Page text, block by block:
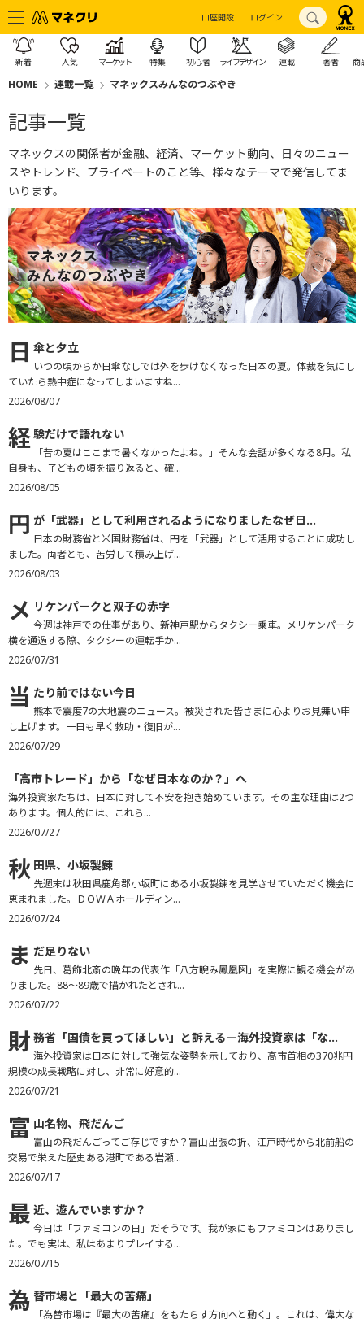
口座開設 ログイン
新着 人気 マーケット 特集 初心者 ライフデザイン 連載 著者 商
HOME 連載一覧 マネックスみんなのつぶやき
記事一覧
マネックスの関係者が金融、経済、マーケット動向、日々のニュー
スやトレンド、プライベートのこと等、様々なテーマで発信してま
いります。
日 傘と夕立
いつの頃からか日傘なしでは外を歩けなくなった日本の夏。体裁を気にし
ていたら熱中症になってしまいますね...
2026/08/07
経験だけで語れない
「昔の夏はここまで暑くなかったよね。」そんな会話が多くなる8月。私
自身も、子どもの頃を振り返ると、確...
2026/08/05
円 が「武器」として利用されるようになりました――なぜ日...
日本の財務省と米国財務省は、円を「武器」として活用することに成功し
ました。両者とも、苦労して積み上げ...
2026/08/03
メ リケンパークと双子の赤字
今週は神戸での仕事があり、新神戸駅からタクシー乗車。メリケンパーク
横を通過する際、タクシーの運転手か...
2026/07/31
当 たり前ではない今日
熊本で震度7の大地震のニュース。被災された皆さまに心よりお見舞い申
し上げます。一日も早く救助・復旧が...
2026/07/29
「高市トレード」から「なぜ日本なのか？」へ
海外投資家たちは、日本に対して不安を抱き始めています。その主な理由は2つ
あります。個人的には、これら...
2026/07/27
秋 田県、小坂製錬
先週末は秋田県鹿角郡小坂町にある小坂製錬を見学させていただく機会に
恵まれました。ＤＯＷＡホールディン...
2026/07/24
ま だ足りない
先日、葛飾北斎の晩年の代表作「八方睨み鳳凰図」を実際に観る機会があ
りました。88～89歳で描かれたとされ...
2026/07/22
財 務省「国債を買ってほしい」と訴える―海外投資家は「な...
海外投資家は日本に対して強気な姿勢を示しており、高市首相の370兆円
規模の成長戦略に対し、非常に好意的...
2026/07/21
富 山名物、飛だんご
富山の飛だんごってご存じですか？富山出張の折、江戸時代から北前船の
交易で栄えた歴史ある港町である岩瀬...
2026/07/17
最 近、遊んでいますか？
今日は「ファミコンの日」だそうです。我が家にもファミコンはありまし
た。でも実は、私はあまりプレイする...
2026/07/15
為 替市場と「最大の苦痛」
「為替市場は『最大の苦痛』をもたらす方向へと動く」。これは、偉大な